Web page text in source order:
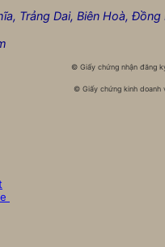
Trảng Dai, Biên Hoà, Đồng
©Giấy chứng nhận đăng
© Giấy chứng kinh doanh